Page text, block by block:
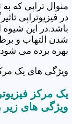
منوال تراپی که
در فیزیوتراپی
باشد.در این شیوه
شدن التهاب و
بهره برده می
ویژگی های یک
یک مرکز
ویژگی های زیر